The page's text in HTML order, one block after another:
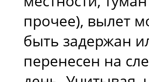
прочее), вылет
быть задержан
перенесен на